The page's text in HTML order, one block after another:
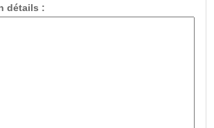
détails :